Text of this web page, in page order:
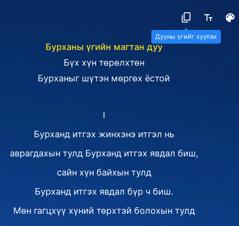
Дууны үгийг хуулах
Бурханы үгийн магтан дуу
Бүх хүн төрөлхтөн
Бурханыг шүтэн мөргөх ёстой
I
Бурханд итгэх жинхэнэ итгэл нь
аврагдахын тулд Бурханд итгэх явдал биш,
сайн хүн байхын тулд
Бурханд итгэх явдал бүр ч биш.
Мөн гагцхүү хүний төрхтэй болохын тулд